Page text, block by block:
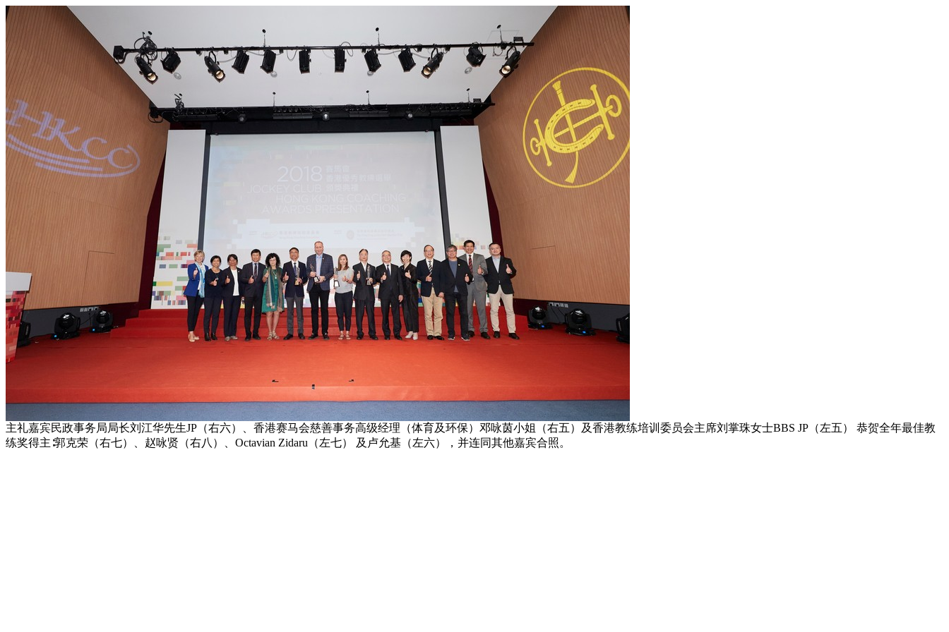
主礼嘉宾民政事务局局长刘江华先生JP（右六）、香港赛马会慈善事务高级经理（体育及环保）邓咏茵小姐（右五）及香港教练培训委员会主席刘掌珠女士BBS JP（左五） 恭贺全年最佳教
练奖得主∶郭克荣（右七）、赵咏贤（右八）、Octavian Zidaru（左七） 及卢允基（左六），并连同其他嘉宾合照。